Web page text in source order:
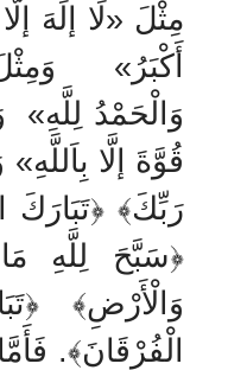
مِثْلَ »لَا إلَهَ
أَكْبَرُ «
وَالْحَمْدُ لِلَّهِ«
قُوَّةَ إلَّا بِاَللَّهِ«
رَبِّكَ﴾ ﴿تَبَارَكَ
﴿سَبَّحَ لِلَّهِ
وَالْأَرْضِ﴾
الْفُرْقَانَ﴾. فَأَمَّا